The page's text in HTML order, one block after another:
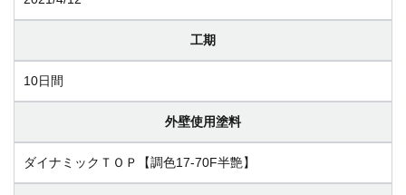
工期
10日間
外壁使用塗料
ダイナミックＴＯＰ【調色17-70F半艶】